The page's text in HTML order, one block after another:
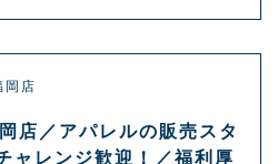
店
店／アパレルの販売スタ
ャレンジ歓迎！／福利厚